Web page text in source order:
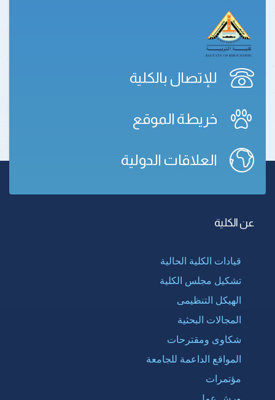
للإتصال بالكلية
خريطة الموقع
العلاقات الدولية
عن الكلية
قيادات الكلية الحالية
تشكيل مجلس الكلية
الهيكل التنظيمى
المجالات البحثية
شكاوى ومقترحات
المواقع الداعمة للجامعة
مؤتمرات